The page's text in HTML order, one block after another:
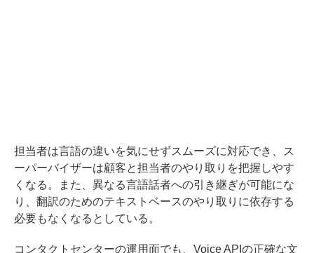
担当者は言語の違いを気にせずスムーズに対応でき、ス
ーパーバイザーは顧客と担当者のやり取りを把握しやす
くなる。また、異なる言語話者への引き継ぎが可能にな
り、翻訳のためのテキストベースのやり取りに依存する
必要もなくなるとしている。
コンタクトセンターの運用面でも、Voice APIの正確な文